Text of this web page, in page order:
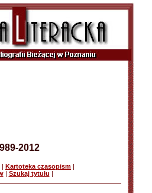
2012
| Kartoteka czasopism |
| Szukaj tytułu |